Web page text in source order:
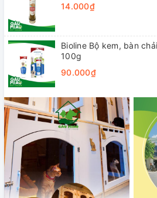
14.000₫
Bioline Bộ kem, bàn
100g
90.000₫